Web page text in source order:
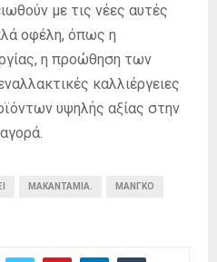
με τις νέες αυτές
οφέλη, όπως η
η προώθηση των
καλλιέργειες
υψηλής αξίας στην
ΜΑΚΑΝΤΆΜΙΑ. ΜΆΝΓΚΟ